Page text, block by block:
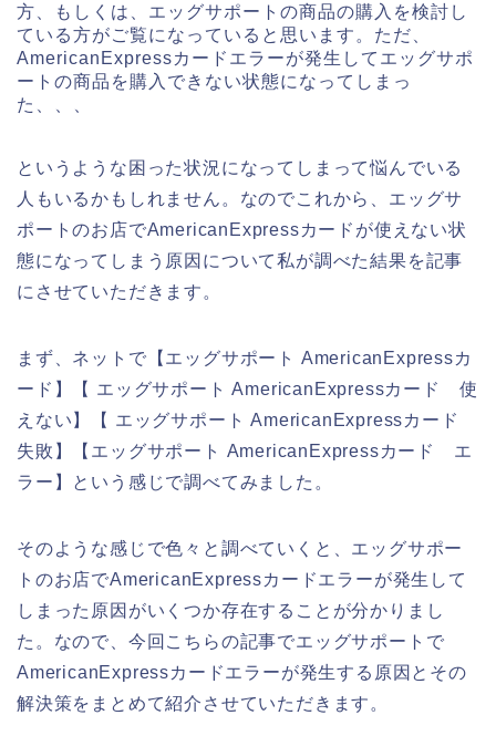
方、もしくは、エッグサポートの商品の購入を検討し
ている方がご覧になっていると思います。ただ、
AmericanExpressカードエラーが発生してエッグサポ
ートの商品を購入できない状態になってしまっ
た、、、
というような困った状況になってしまって悩んでいる
人もいるかもしれません。なのでこれから、エッグサ
ポートのお店でAmericanExpressカードが使えない状
態になってしまう原因について私が調べた結果を記事
にさせていただきます。
まず、ネットで【エッグサポート AmericanExpressカ
ード】【 エッグサポート AmericanExpressカード 使
えない】【 エッグサポート AmericanExpressカード
失敗】【エッグサポート AmericanExpressカード エ
ラー】という感じで調べてみました。
そのような感じで色々と調べていくと、エッグサポー
トのお店でAmericanExpressカードエラーが発生して
しまった原因がいくつか存在することが分かりまし
た。なので、今回こちらの記事でエッグサポートで
AmericanExpressカードエラーが発生する原因とその
解決策をまとめて紹介させていただきます。